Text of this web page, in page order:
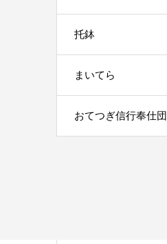
托鉢
まいてら
おてつぎ信行奉仕団